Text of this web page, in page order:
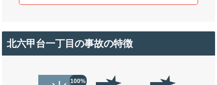
北六甲台一丁目の事故の特徴
100%